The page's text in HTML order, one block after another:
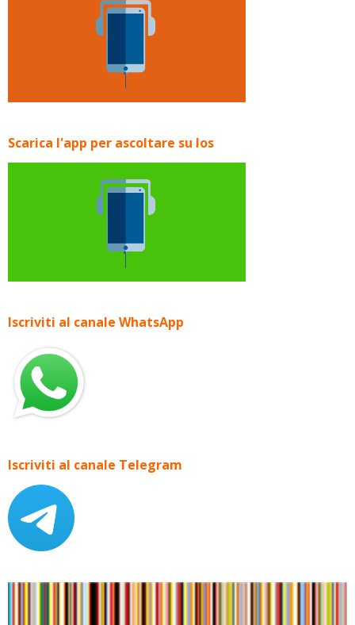
Scarica l'app per ascoltare su Ios
Iscriviti al canale WhatsApp
Iscriviti al canale Telegram